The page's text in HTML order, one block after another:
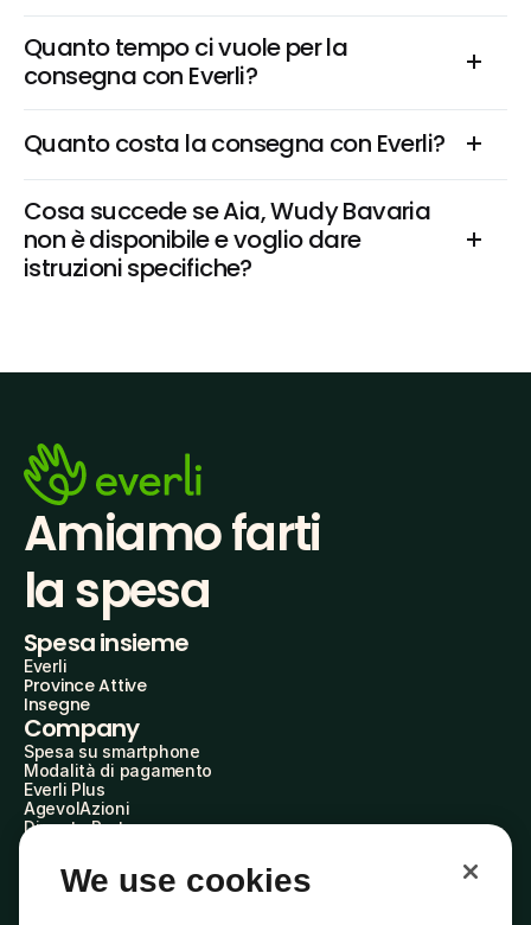
Quanto tempo ci vuole per la
consegna con Everli?
Quanto costa la consegna con Everli?
Cosa succede se Aia, Wudy Bavaria
non è disponibile e voglio dare
istruzioni specifiche?
Amiamo farti
la spesa
Spesa insieme
Everli
Province Attive
Insegne
Company
Spesa su smartphone
Modalità di pagamento
Everli Plus
AgevolAzioni
Diventa Partner
Everli Shoppers
About Us
We use cookies